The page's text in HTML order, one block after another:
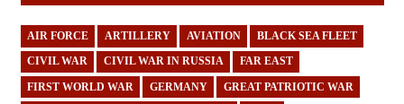
AIR FORCE ARTILLERY AVIATION BLACK SEA FLEET
CIVIL WAR CIVIL WAR IN RUSSIA FAR EAST
FIRST WORLD WAR GERMANY GREAT PATRIOTIC WAR